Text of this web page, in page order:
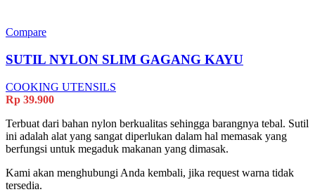
Compare
SUTIL NYLON SLIM GAGANG KAYU
COOKING UTENSILS
Rp 39.900
Terbuat dari bahan nylon berkualitas sehingga barangnya tebal. Sutil
ini adalah alat yang sangat diperlukan dalam hal memasak yang
berfungsi untuk megaduk makanan yang dimasak.
Kami akan menghubungi Anda kembali, jika request warna tidak
tersedia.